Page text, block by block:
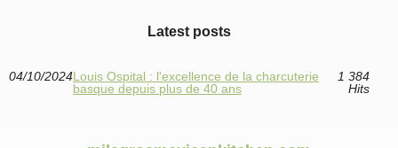
Latest posts
04/10/2024Louis Ospital : l'excellence de la charcuterie
basque depuis plus de 40 ans
1 384
Hits